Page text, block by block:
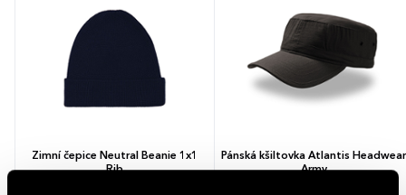
Zimní čepice Neutral Beanie 1x1
Rib
Pánská kšiltovka Atlantis Headwear
Army